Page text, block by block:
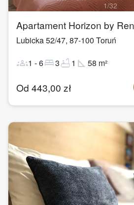
1/32
Apartament Horizon by
Lubicka 52/47, 87-100 Toruń
groups1 -6bed3bathtub1 square_foot 58 m²
Od 443,00 zł